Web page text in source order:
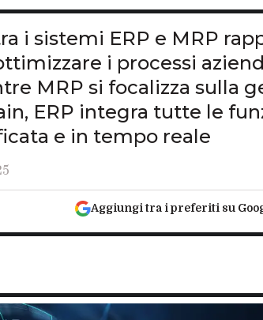
i sistemi ERP e MRP
i processi
MRP si focalizza sulla
ERP integra tutte le
e in tempo reale
Aggiungi tra i preferiti su